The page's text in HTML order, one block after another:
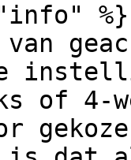
%}
of 4-